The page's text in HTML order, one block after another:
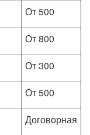
От 500
От 800
От 300
От 500
Договорная